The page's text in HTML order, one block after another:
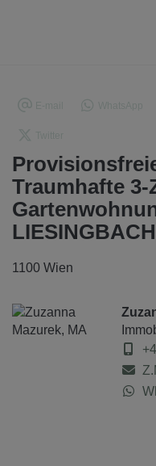
Traumhafte 3-
LIESINGBACH
1100 Wien